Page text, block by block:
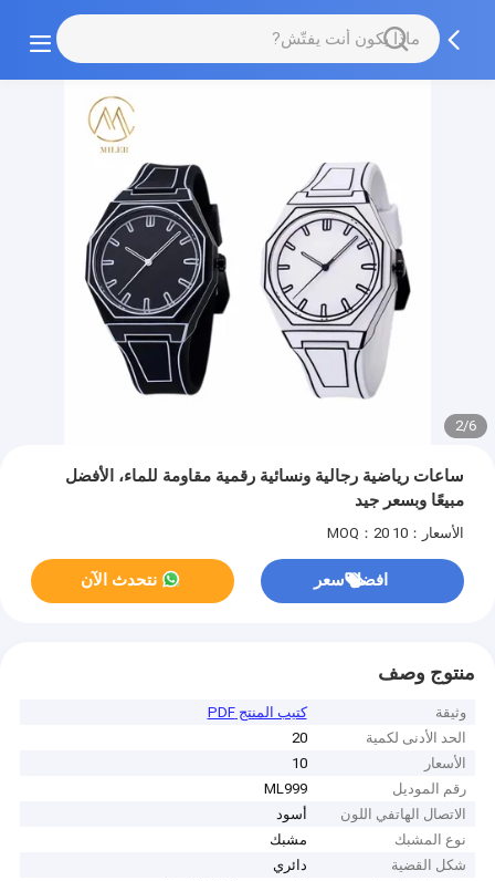
2/6
ساعات رياضية رجالية ونسائية رقمية مقاومة للماء، الأفضل
مبيعًا وبسعر جيد
الأسعار：10 MOQ：20
افضل سعر نتحدث الآن
منتوج وصف
وثيقة
كتيب المنتج PDF
الحد الأدنى لكمية
20
الأسعار
10
رقم الموديل
ML999
الاتصال الهاتفي اللون
أسود
نوع المشبك
مشبك
شكل القضية
دائري